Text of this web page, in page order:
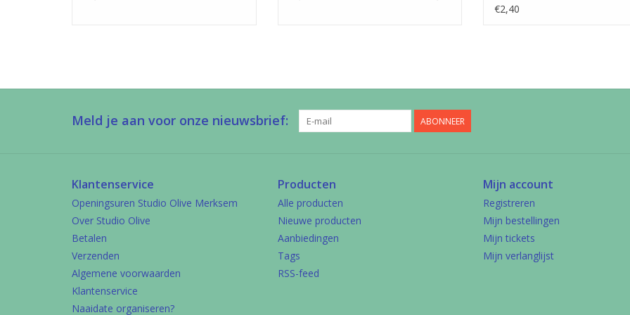
€2,40
Meld je aan voor onze nieuwsbrief: ABONNEER
Klantenservice
Openingsuren Studio Olive Merksem
Over Studio Olive
Betalen
Verzenden
Algemene voorwaarden
Klantenservice
Naaidate organiseren?
Producten
Alle producten
Nieuwe producten
Aanbiedingen
Tags
RSS-feed
Mijn account
Registreren
Mijn bestellingen
Mijn tickets
Mijn verlanglijst